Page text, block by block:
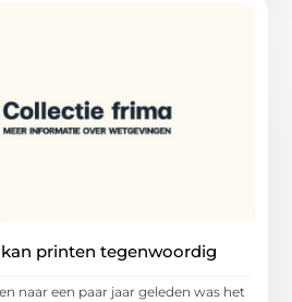
printen tegenwoordig
naar een paar jaar geleden was het